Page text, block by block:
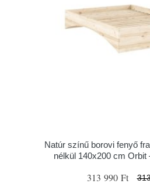
Natúr színű borovi fenyő
nélkül 140x200 cm Orbit
313 990 Ft